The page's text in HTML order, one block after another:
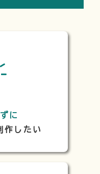
に
作したい